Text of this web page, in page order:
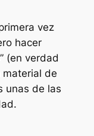
vez
hacer
(en verdad
material de
unas de las